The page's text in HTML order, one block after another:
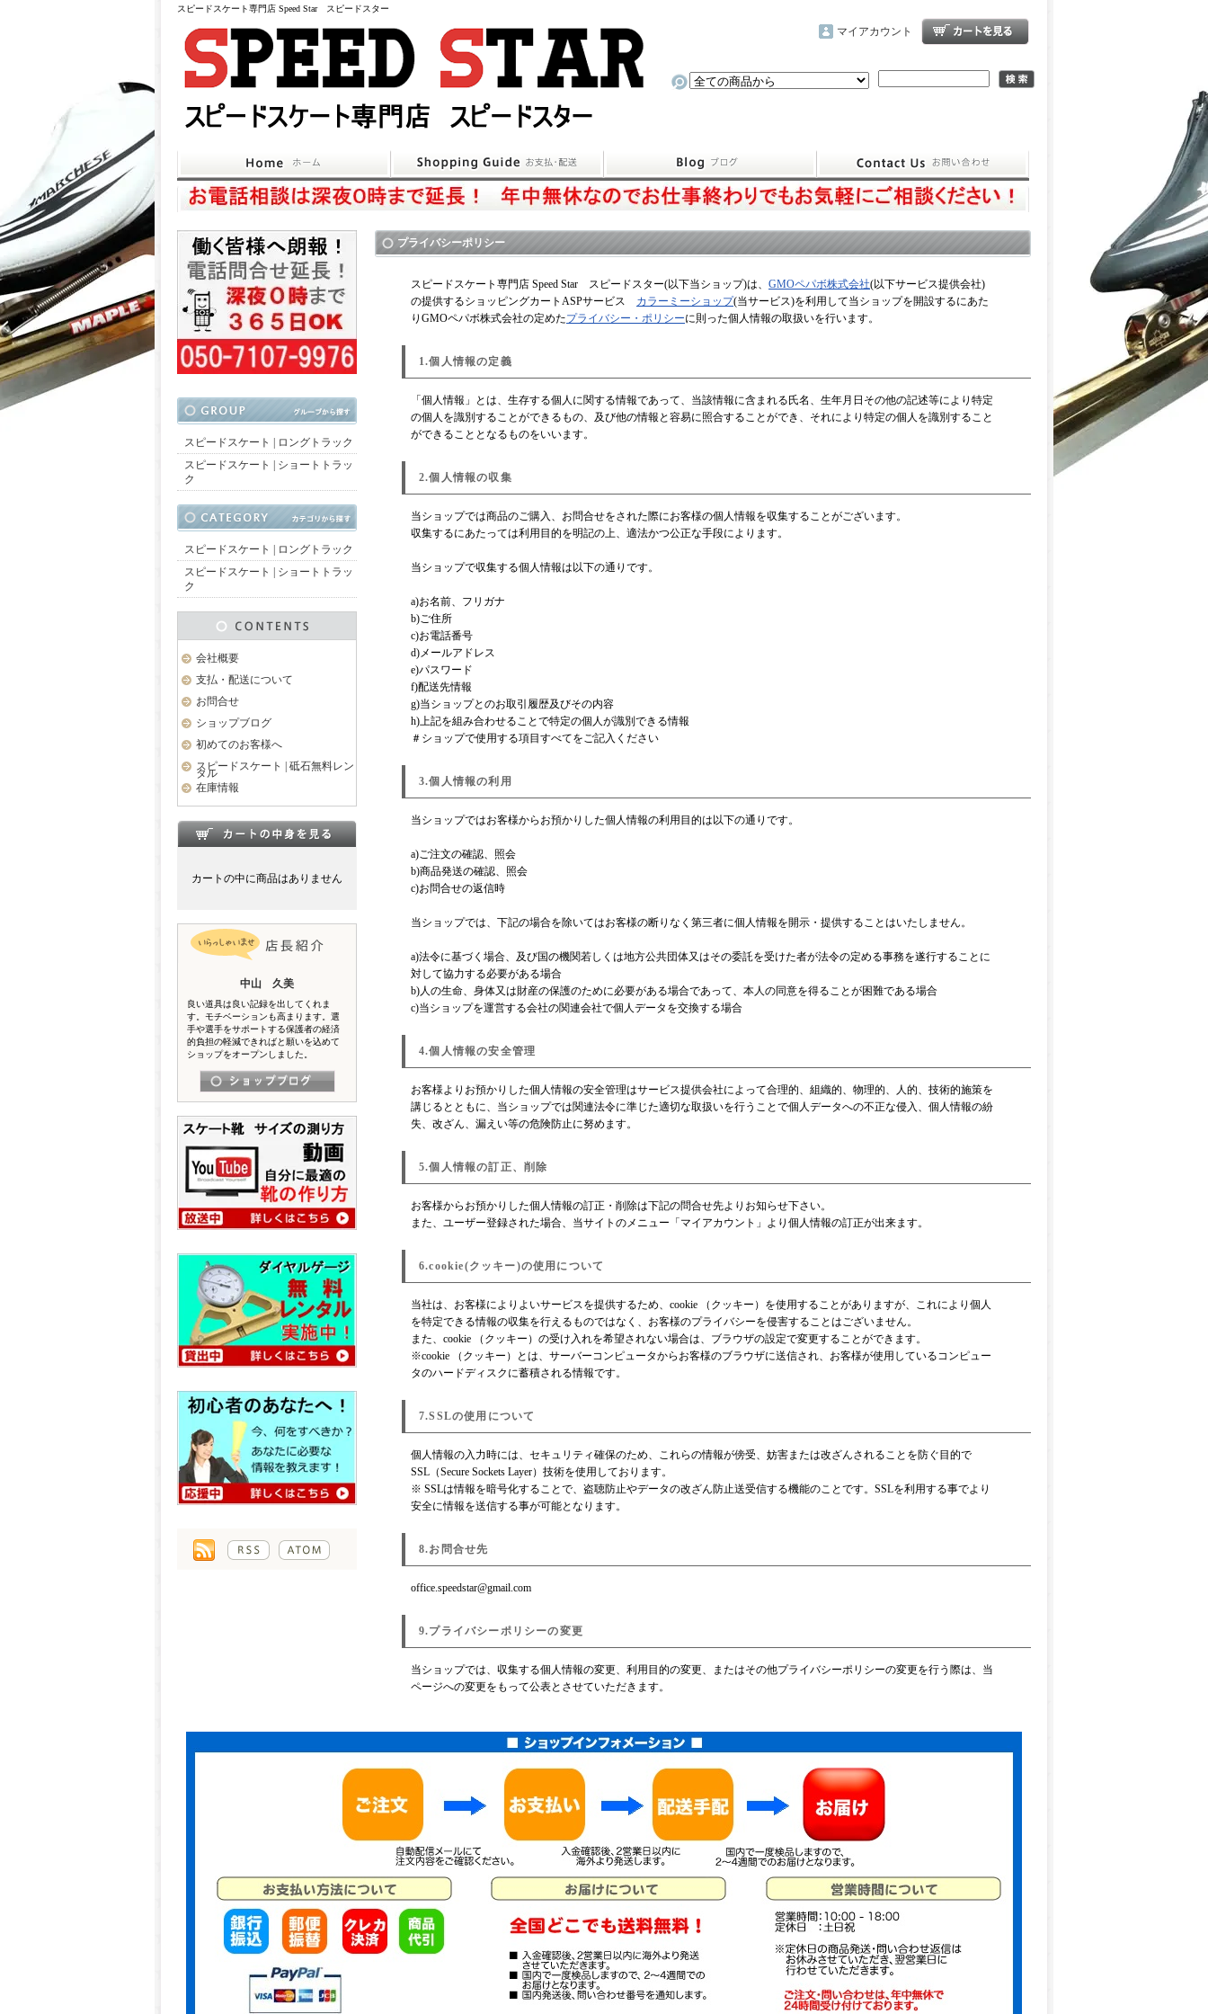
スピードスケート専門店 Speed Star スピードスター
マイアカウント
スピードスケート | ロングトラック
スピードスケート | ショートトラッ
ク
スピードスケート | ロングトラック
スピードスケート | ショートトラッ
ク
会社概要
支払・配送について
お問合せ
ショップブログ
初めてのお客様へ
スピードスケート | 砥石無料レン
タル
在庫情報
カートの中に商品はありません
中山 久美
良い道具は良い記録を出してくれま
す。モチベーションも高まります。選
手や選手をサポートする保護者の経済
的負担の軽減できればと願いを込めて
ショップをオープンしました。
プライバシーポリシー
スピードスケート専門店 Speed Star スピードスター(以下当ショップ)は、 GMOペパボ株式会社(以下サービス提供会社)
の提供するショッピングカートASPサービス カラーミーショップ(当サービス)を利用して当ショップを開設するにあた
りGMOペパボ株式会社の定めたプライバシー・ポリシーに則った個人情報の取扱いを行います。
1.個人情報の定義
「個人情報」とは、生存する個人に関する情報であって、当該情報に含まれる氏名、生年月日その他の記述等により特定
の個人を識別することができるもの、及び他の情報と容易に照合することができ、それにより特定の個人を識別すること
ができることとなるものをいいます。
2.個人情報の収集
当ショップでは商品のご購入、お問合せをされた際にお客様の個人情報を収集することがございます。
収集するにあたっては利用目的を明記の上、適法かつ公正な手段によります。
当ショップで収集する個人情報は以下の通りです。
a)お名前、フリガナ
b)ご住所
c)お電話番号
d)メールアドレス
e)パスワード
f)配送先情報
g)当ショップとのお取引履歴及びその内容
h)上記を組み合わせることで特定の個人が識別できる情報
＃ショップで使用する項目すべてをご記入ください
3.個人情報の利用
当ショップではお客様からお預かりした個人情報の利用目的は以下の通りです。
a)ご注文の確認、照会
b)商品発送の確認、照会
c)お問合せの返信時
当ショップでは、下記の場合を除いてはお客様の断りなく第三者に個人情報を開示・提供することはいたしません。
a)法令に基づく場合、及び国の機関若しくは地方公共団体又はその委託を受けた者が法令の定める事務を遂行することに
対して協力する必要がある場合
b)人の生命、身体又は財産の保護のために必要がある場合であって、本人の同意を得ることが困難である場合
c)当ショップを運営する会社の関連会社で個人データを交換する場合
4.個人情報の安全管理
お客様よりお預かりした個人情報の安全管理はサービス提供会社によって合理的、組織的、物理的、人的、技術的施策を
講じるとともに、当ショップでは関連法令に準じた適切な取扱いを行うことで個人データへの不正な侵入、個人情報の紛
失、改ざん、漏えい等の危険防止に努めます。
5.個人情報の訂正、削除
お客様からお預かりした個人情報の訂正・削除は下記の問合せ先よりお知らせ下さい。
また、ユーザー登録された場合、当サイトのメニュー「マイアカウント」より個人情報の訂正が出来ます。
6.cookie(クッキー)の使用について
当社は、お客様によりよいサービスを提供するため、cookie （クッキー）を使用することがありますが、これにより個人
を特定できる情報の収集を行えるものではなく、お客様のプライバシーを侵害することはございません。
また、cookie （クッキー）の受け入れを希望されない場合は、ブラウザの設定で変更することができます。
※cookie （クッキー）とは、サーバーコンピュータからお客様のブラウザに送信され、お客様が使用しているコンピュー
タのハードディスクに蓄積される情報です。
7.SSLの使用について
個人情報の入力時には、セキュリティ確保のため、これらの情報が傍受、妨害または改ざんされることを防ぐ目的で
SSL（Secure Sockets Layer）技術を使用しております。
※ SSLは情報を暗号化することで、盗聴防止やデータの改ざん防止送受信する機能のことです。SSLを利用する事でより
安全に情報を送信する事が可能となります。
8.お問合せ先
office.speedstar@gmail.com
9.プライバシーポリシーの変更
当ショップでは、収集する個人情報の変更、利用目的の変更、またはその他プライバシーポリシーの変更を行う際は、当
ページへの変更をもって公表とさせていただきます。